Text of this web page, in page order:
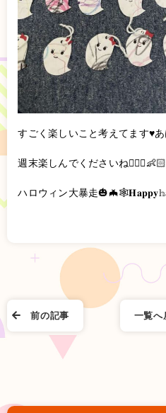
すごく楽しいこと考えてます♥️
週末楽しんでくださいね️🙋🏻‍♀️👶🏻
ハロウィン大暴走
一覧へ
前の記事